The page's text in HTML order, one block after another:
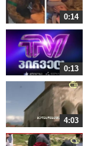
0:14
0:13
4:03